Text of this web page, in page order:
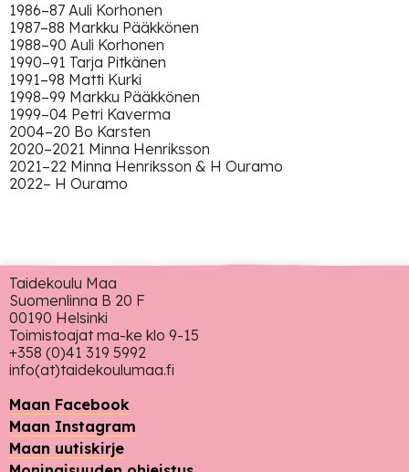
1986–87 Auli Korhonen
1987–88 Markku Pääkkönen
1988–90 Auli Korhonen
1990–91 Tarja Pitkänen
1991–98 Matti Kurki
1998–99 Markku Pääkkönen
1999–04 Petri Kaverma
2004–20 Bo Karsten
2020–2021 Minna Henriksson
2021–22 Minna Henriksson & H Ouramo
2022– H Ouramo
Taidekoulu Maa
Suomenlinna B 20 F
00190 Helsinki
Toimistoajat ma-ke klo 9-15
+358 (0)41 319 5992
info(at)taidekoulumaa.fi
Maan Facebook
Maan Instagram
Maan uutiskirje